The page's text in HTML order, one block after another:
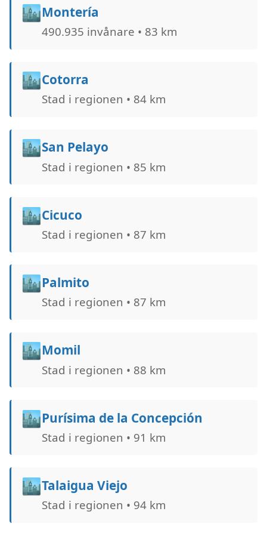
🏙️Montería
490.935 invånare • 83 km
🏙️Cotorra
Stad i regionen • 84 km
🏙️San Pelayo
Stad i regionen • 85 km
🏙️Cicuco
Stad i regionen • 87 km
🏙️Palmito
Stad i regionen • 87 km
🏙️Momil
Stad i regionen • 88 km
🏙️Purísima de la Concepción
Stad i regionen • 91 km
🏙️Talaigua Viejo
Stad i regionen • 94 km